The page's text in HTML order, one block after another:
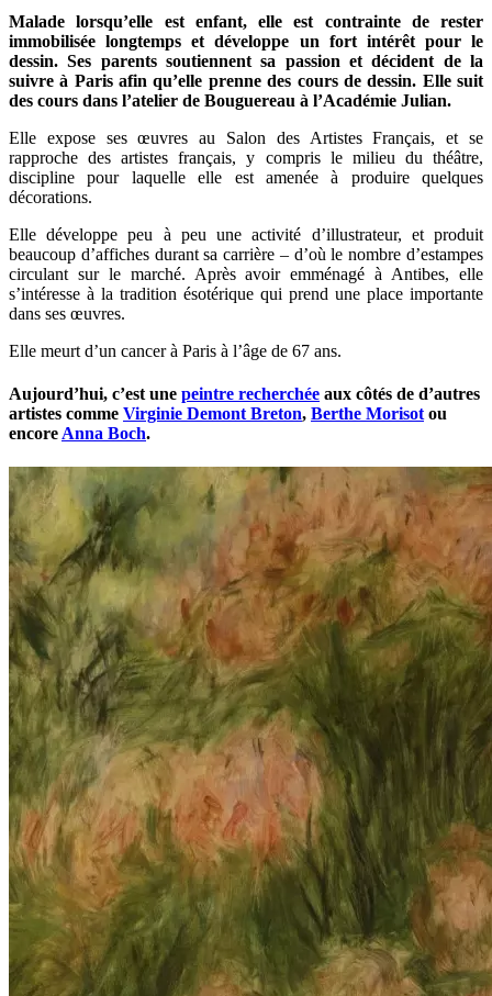
Malade lorsqu’elle est enfant, elle est contrainte de rester
immobilisée longtemps et développe un fort intérêt pour le
dessin. Ses parents soutiennent sa passion et décident de la
suivre à Paris afin qu’elle prenne des cours de dessin. Elle suit
des cours dans l’atelier de Bouguereau à l’Académie Julian.
Elle expose ses œuvres au Salon des Artistes Français, et se
rapproche des artistes français, y compris le milieu du théâtre,
discipline pour laquelle elle est amenée à produire quelques
décorations.
Elle développe peu à peu une activité d’illustrateur, et produit
beaucoup d’affiches durant sa carrière – d’où le nombre d’estampes
circulant sur le marché. Après avoir emménagé à Antibes, elle
s’intéresse à la tradition ésotérique qui prend une place importante
dans ses œuvres.
Elle meurt d’un cancer à Paris à l’âge de 67 ans.
Aujourd’hui, c’est une peintre recherchée aux côtés de d’autres
artistes comme Virginie Demont Breton, Berthe Morisot ou
encore Anna Boch.